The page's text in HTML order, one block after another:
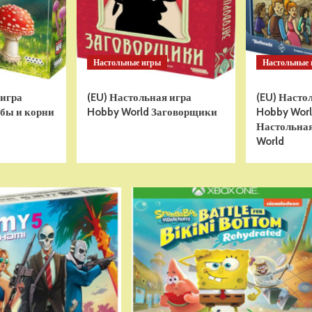
и корни
Настольные игры
(EU) Настольная игра
Hobby World Заговорщики
Настольные
(EU)
Hobby
World